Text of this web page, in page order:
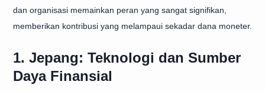
dan organisasi memainkan peran yang sangat signifikan,
memberikan kontribusi yang melampaui sekadar dana moneter.
1. Jepang: Teknologi dan Sumber
Daya Finansial